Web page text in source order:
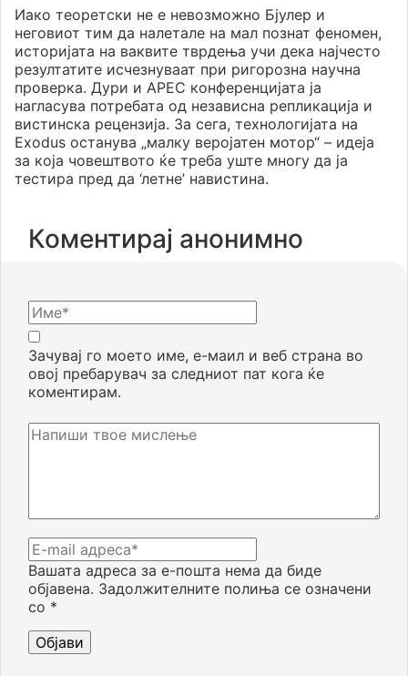
Иако теоретски не е невозможно Бјулер и
неговиот тим да налетале на мал познат феномен,
историјата на ваквите тврдења учи дека најчесто
резултатите исчезнуваат при ригорозна научна
проверка. Дури и APEC конференцијата ја
нагласува потребата од независна репликација и
вистинска рецензија. За сега, технологијата на
Exodus останува „малку веројатен мотор“ – идеја
за која човештвото ќе треба уште многу да ја
тестира пред да ‘летне’ навистина.
Коментирај анонимно
Вашата адреса за е-пошта нема да биде
објавена. Задолжителните полиња се означени
со *
Зачувај го моето име, е-маил и веб страна во
овој пребарувач за следниот пат кога ќе
коментирам.